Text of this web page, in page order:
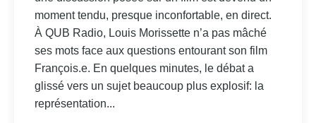
moment tendu, presque inconfortable, en direct.
À QUB Radio, Louis Morissette n’a pas mâché
ses mots face aux questions entourant son film
François.e. En quelques minutes, le débat a
glissé vers un sujet beaucoup plus explosif: la
représentation...